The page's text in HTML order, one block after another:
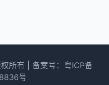
所有 | 备案号：粤ICP备
号